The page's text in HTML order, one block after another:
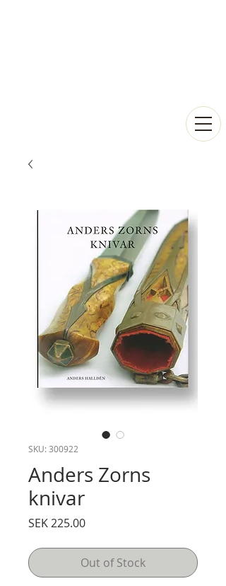
SKU: 300922
Anders Zorns
knivar
SEK 225.00Price
Out of Stock